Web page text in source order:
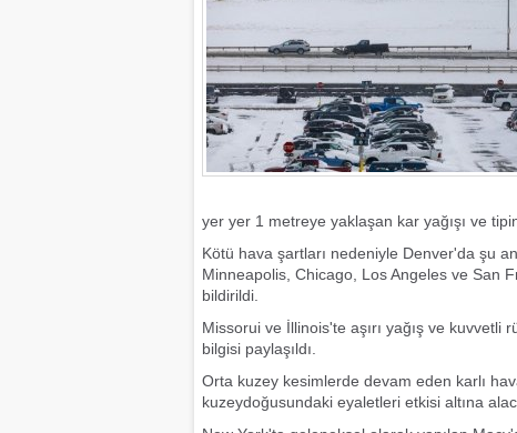
yer yer 1 metreye yaklaşan kar yağışı ve
Kötü hava şartları nedeniyle Denver'da şu
Minneapolis, Chicago, Los Angeles ve San
bildirildi.
Missorui ve İllinois'te aşırı yağış ve kuvvetli
bilgisi paylaşıldı.
Orta kuzey kesimlerde devam eden karlı
kuzeydoğusundaki eyaletleri etkisi altına